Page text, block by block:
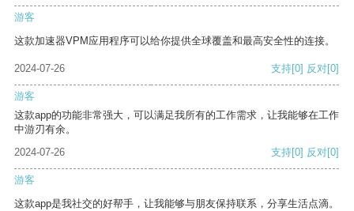
游客
这款加速器VPM应用程序可以给你提供全球覆盖和最高安全性的连接。
2024-07-26 支持[0] 反对[0]
游客
这款app的功能非常强大，可以满足我所有的工作需求，让我能够在工作
中游刃有余。
2024-07-26
支持[0] 反对[0]
游客
这款app是我社交的好帮手，让我能够与朋友保持联系，分享生活点滴。